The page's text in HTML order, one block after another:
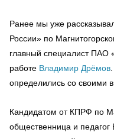
Ранее мы уже
России» по
главный специалист
работе Владимир Дрёмов
определились со своими
Кандидатом от КПРФ по
общественница и